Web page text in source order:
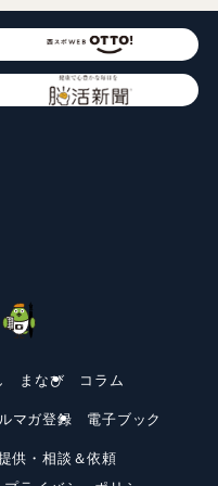
まなび コラム
マガ登録 電子ブック
供・相談＆依頼